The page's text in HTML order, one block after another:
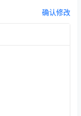
确认修改